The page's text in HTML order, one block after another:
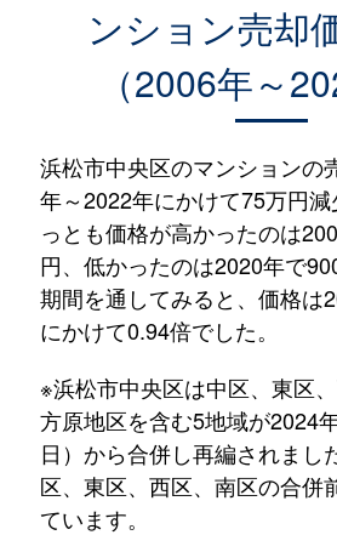
ンション売却
（2006年～
浜松市中央区のマンションの
年～2022年にかけて75万円
っとも価格が高かったのは
円、低かったのは2020年で
期間を通してみると、価格は
にかけて0.94倍でした。
※浜松市中央区は中区、東区
方原地区を含む5地域が2024
日）から合併し再編されまし
区、東区、西区、南区の合併
ています。